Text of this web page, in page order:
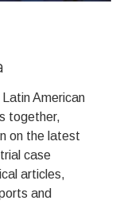
American
together,
on the latest
case
articles,
and